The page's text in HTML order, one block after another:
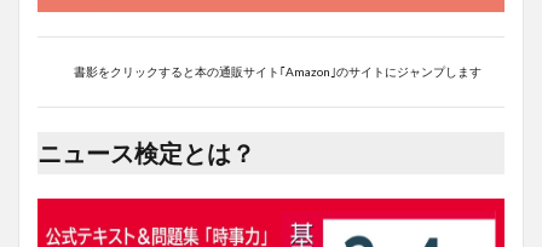
書影をクリックすると本の通販サイト｢Amazon｣のサイトにジャンプします
ニュース検定とは？